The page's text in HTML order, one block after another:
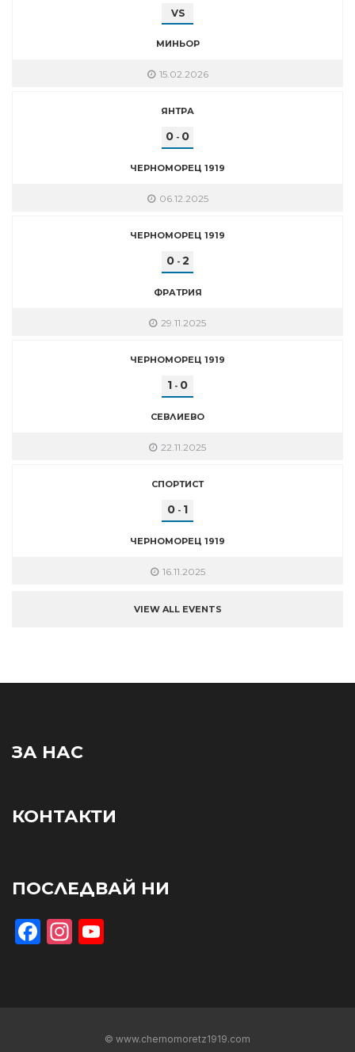
VS
МИНЬОР
15.02.2026
ЯНТРА
0 - 0
ЧЕРНОМОРЕЦ 1919
06.12.2025
ЧЕРНОМОРЕЦ 1919
0- 2
ФРАТРИЯ
29.11.2025
ЧЕРНОМОРЕЦ 1919
1 - 0
СЕВЛИЕВО
22.11.2025
СПОРТИСТ
0 - 1
ЧЕРНОМОРЕЦ 1919
16.11.2025
VIEW ALL EVENTS
ЗА НАС
КОНТАКТИ
ПОСЛЕДВАЙ НИ
Facebook
Instagram
© www.chernomoretz1919.com